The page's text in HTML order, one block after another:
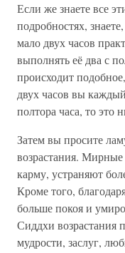
Если же знаете все
подробностях,
мало двух часов
выполнять её два с
происходит
двух часов вы
полтора часа, то это
Затем вы просите
возрастания.
карму, устраняют
Кроме того,
больше покоя и
Сиддхи возрастания
мудрости, заслуг,